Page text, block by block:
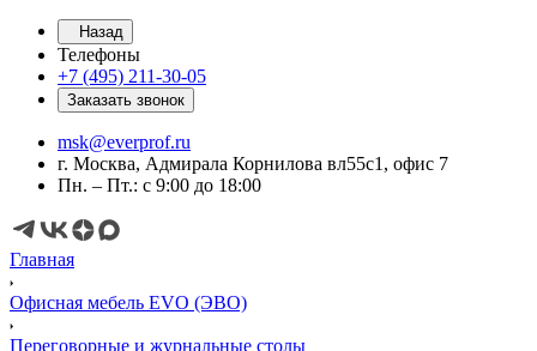
Назад
Телефоны
+7 (495) 211-30-05
Заказать звонок
msk@everprof.ru
г. Москва, Адмирала Корнилова вл55с1, офис 7
Пн. – Пт.: с 9:00 до 18:00
Главная
Офисная мебель EVO (ЭВО)
Переговорные и журнальные столы